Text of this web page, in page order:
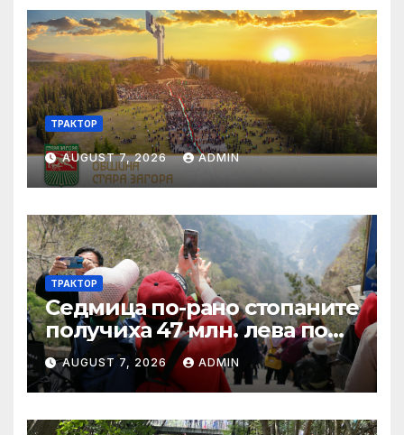
ТРАКТОР
AUGUST 7, 2026 ADMIN
ТРАКТОР
Седмица по-рано стопаните
получиха 47 млн. лева по
четири биологични и
агроекологични
интервенции за Кампания
2024
AUGUST 7, 2026 ADMIN